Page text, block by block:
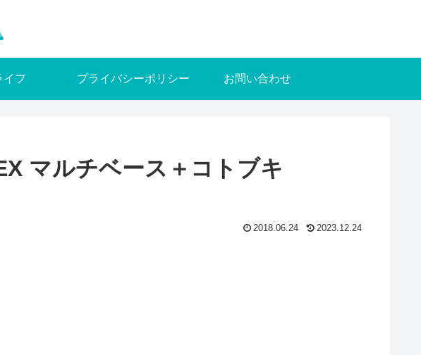
イフ プライバシーポリシー お問い合わせ
マルチベース＋コトブキ
2018.06.24 2023.12.24